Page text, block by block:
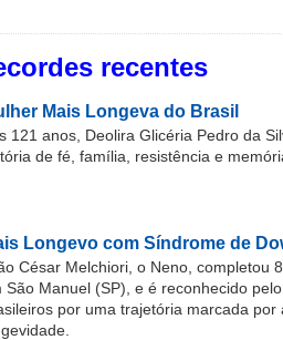
recentes
Mais Longeva do Brasil
121 anos, Deolira Glicéria Pedro da
de fé, família, resistência e
Longevo com Síndrome de
César Melchiori, o Neno, completou
São Manuel (SP), e é reconhecido
por uma trajetória marcada por